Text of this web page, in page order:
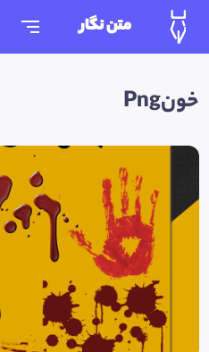
متن نگار
خونPng